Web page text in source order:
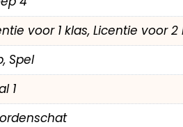
voor 1 klas, Licentie voor
Spel
1